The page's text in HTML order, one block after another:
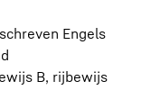
Engels
B, rijbewijs